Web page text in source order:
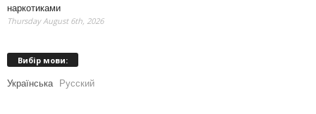
наркотиками
Thursday August 6th, 2026
Вибір мови:
Українська Русский